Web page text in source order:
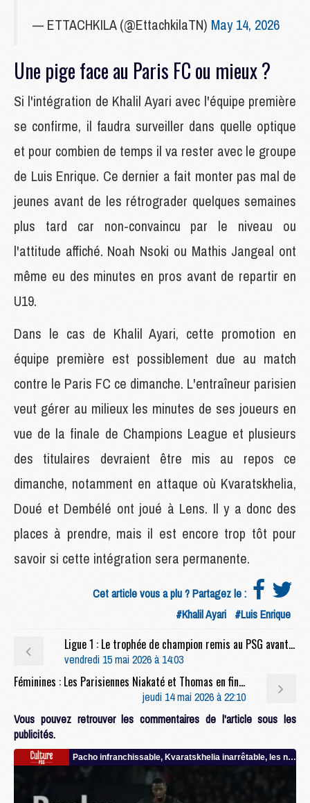
— ETTACHKILA (@EttachkilaTN) May 14, 2026
Une pige face au Paris FC ou mieux ?
Si l'intégration de Khalil Ayari avec l'équipe première
se confirme, il faudra surveiller dans quelle optique
et pour combien de temps il va rester avec le groupe
de Luis Enrique. Ce dernier a fait monter pas mal de
jeunes avant de les rétrograder quelques semaines
plus tard car non-convaincu par le niveau ou
l'attitude affiché. Noah Nsoki ou Mathis Jangeal ont
même eu des minutes en pros avant de repartir en
U19.
Dans le cas de Khalil Ayari, cette promotion en
équipe première est possiblement due au match
contre le Paris FC ce dimanche. L'entraîneur parisien
veut gérer au milieux les minutes de ses joueurs en
vue de la finale de Champions League et plusieurs
des titulaires devraient être mis au repos ce
dimanche, notamment en attaque où Kvaratskhelia,
Doué et Dembélé ont joué à Lens. Il y a donc des
places à prendre, mais il est encore trop tôt pour
savoir si cette intégration sera permanente.
Cet article vous a plu ? Partagez le :
#Khalil Ayari #Luis Enrique
Ligue 1 : Le trophée de champion remis au PSG avant son dernier match ?
vendredi 15 mai 2026 à 14:03
Féminines : Les Parisiennes Niakaté et Thomas en finale de l'Euro U17 féminin face à l'Allemagne
jeudi 14 mai 2026 à 22:10
Vous pouvez retrouver les commentaires de l'article sous les
publicités.